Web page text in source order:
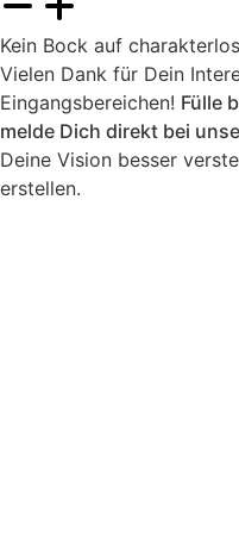
Kein Bock auf
Vielen Dank für Dein
Eingangsbereichen! Fülle
melde Dich direkt bei
Deine Vision besser
erstellen.